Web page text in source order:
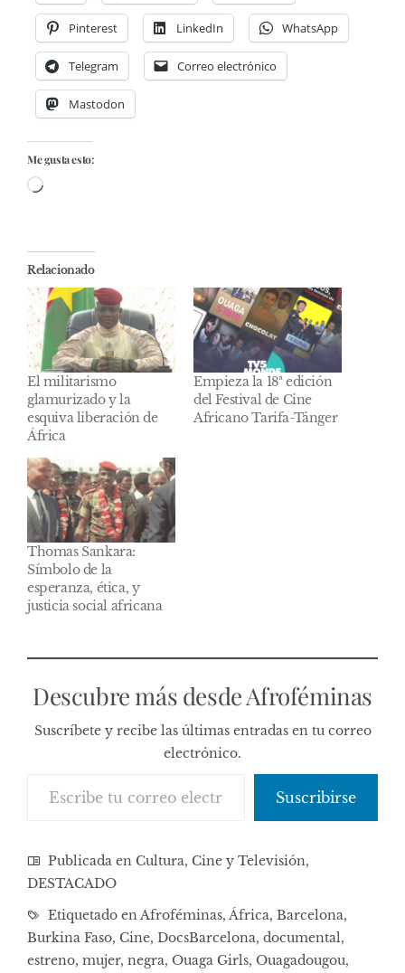
Pinterest LinkedIn WhatsApp
Telegram Correo electrónico
Mastodon
Me gusta esto:
Cargando...
Relacionado
El militarismo
glamurizado y la
esquiva liberación de
África
Empieza la 18ª edición
del Festival de Cine
Africano Tarifa-Tánger
Thomas Sankara:
Símbolo de la
esperanza, ética, y
justicia social africana
Descubre más desde Afroféminas
Suscríbete y recibe las últimas entradas en tu correo
electrónico.
Suscribirse
Publicada en Cultura, Cine y Televisión,
DESTACADO
Etiquetado en Afroféminas, África, Barcelona,
Burkina Faso, Cine, DocsBarcelona, documental ,
estreno, mujer, negra, Ouaga Girls, Ouagadougou,